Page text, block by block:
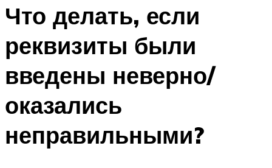
Что делать, если
реквизиты были
введены неверно/
оказались
неправильными?